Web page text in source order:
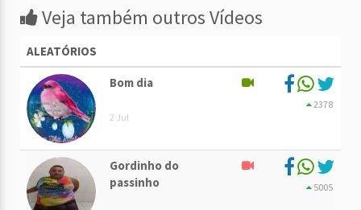
Veja também outros Vídeos
ALEATÓRIOS
Bom dia
2 Jul
2378
Gordinho do
passinho
5005